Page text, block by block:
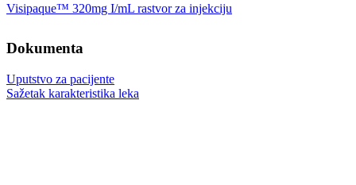
Visipaque™ 320mg I/mL rastvor za injekciju
Dokumenta
Uputstvo za pacijente
Sažetak karakteristika leka